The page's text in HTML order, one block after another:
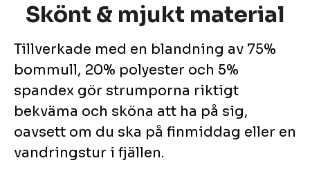
Skönt & mjukt material
Tillverkade med en blandning av 75%
bommull, 20% polyester och 5%
spandex gör strumporna riktigt
bekväma och sköna att ha på sig,
oavsett om du ska på finmiddag eller en
vandringstur i fjällen.